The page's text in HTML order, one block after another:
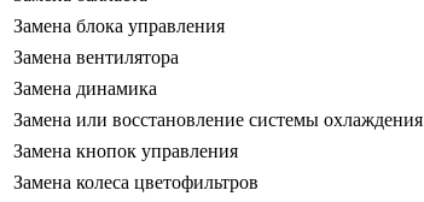
Замена блока управления
Замена вентилятора
Замена динамика
Замена или восстановление системы охлаждения
Замена кнопок управления
Замена колеса цветофильтров